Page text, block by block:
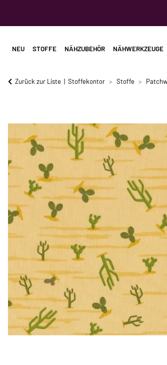
NEU STOFFE NÄHZUBEHÖR NÄHWERKZEUGE
Zurück zur Liste Stoffekontor Stoffe